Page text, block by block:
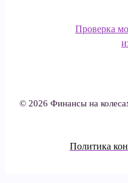
Проверка
© 2026 Финансы на
Политика